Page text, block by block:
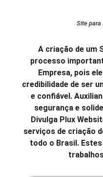
Site para
A criação de um
processo
Empresa, pois
credibilidade de ser
e confiável.
segurança e
Divulga Plux
serviços de criação
todo o Brasil.